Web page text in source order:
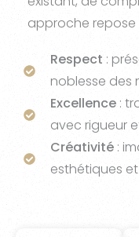
approche repose
Respect :
noblesse des
Excellence :
avec rigueur
Créativité :
esthétiques